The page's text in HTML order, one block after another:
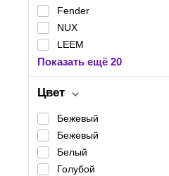
Fender
NUX
LEEM
Показать ещё 20
Цвет
Бежевый
Бежевый
Белый
Голубой